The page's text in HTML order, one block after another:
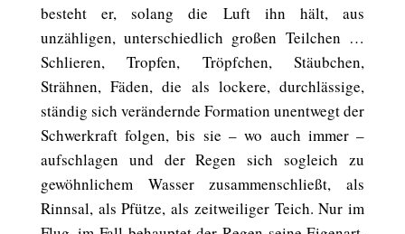
besteht er, solang die Luft ihn hält, aus
unzähligen, unterschiedlich großen Teilchen …
Schlieren, Tropfen, Tröpfchen, Stäubchen,
Strähnen, Fäden, die als lockere, durchlässige,
ständig sich verändernde Formation unentwegt der
Schwerkraft folgen, bis sie – wo auch immer –
aufschlagen und der Regen sich sogleich zu
gewöhnlichem Wasser zusammenschließt, als
Rinnsal, als Pfütze, als zeitweiliger Teich. Nur im